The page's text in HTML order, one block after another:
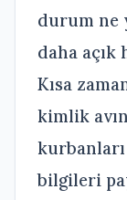
durum ne
daha açık
Kısa
kimlik
bilgileri